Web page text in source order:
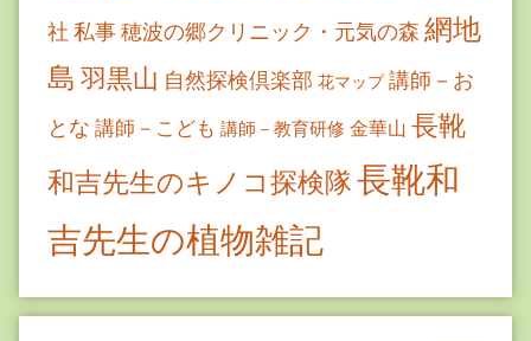
社 私事穂波の郷クリニック・元気の森 網地
島 羽黒山 自然探検倶楽部 花マップ 講師－お
とな 講師－こども 講師－教育研修 金華山 長靴
和吉先生のキノコ探検隊長靴和
吉先生の植物雑記